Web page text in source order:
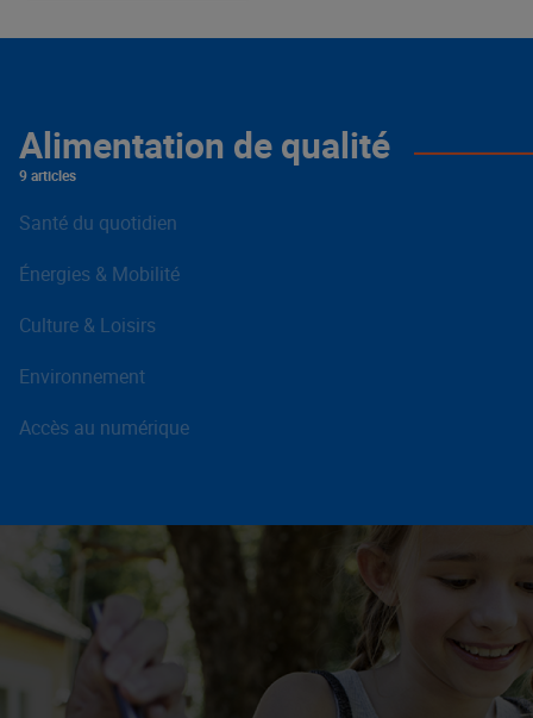
Alimentation de qualité
9 articles
Santé du quotidien
Énergies & Mobilité
Culture & Loisirs
Environnement
Accès au numérique